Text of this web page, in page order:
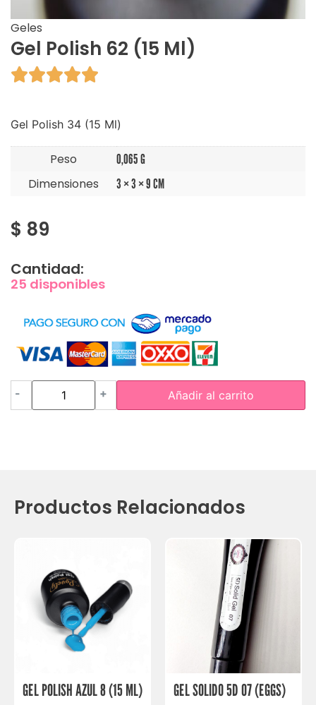
Geles
Gel Polish 62 (15 Ml)

Gel Polish 34 (15 Ml)
Peso 0,065 G
Dimensiones 3 × 3 × 9 CM
$ 89
Cantidad:
25 disponibles
- + Añadir al carrito
Productos Relacionados
GEL POLISH AZUL 8 (15 ML) GEL SOLIDO 5D 07 (EGGS)